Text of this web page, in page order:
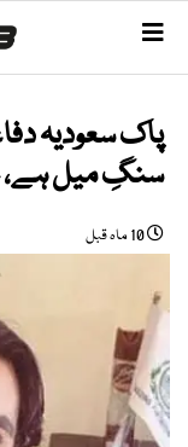
پاک سعودیہ
سنگِ میل ہے،
10 ماہ قبل